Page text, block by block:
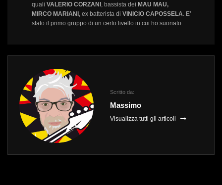
quali VALERIO CORZANI, bassista dei MAU MAU,
MIRCO MARIANI, ex batterista di VINICIO CAPOSSELA . E’
stato il primo gruppo di un certo livello in cui ho suonato.
Scritto da:
Massimo
Visualizza tutti gli articoli